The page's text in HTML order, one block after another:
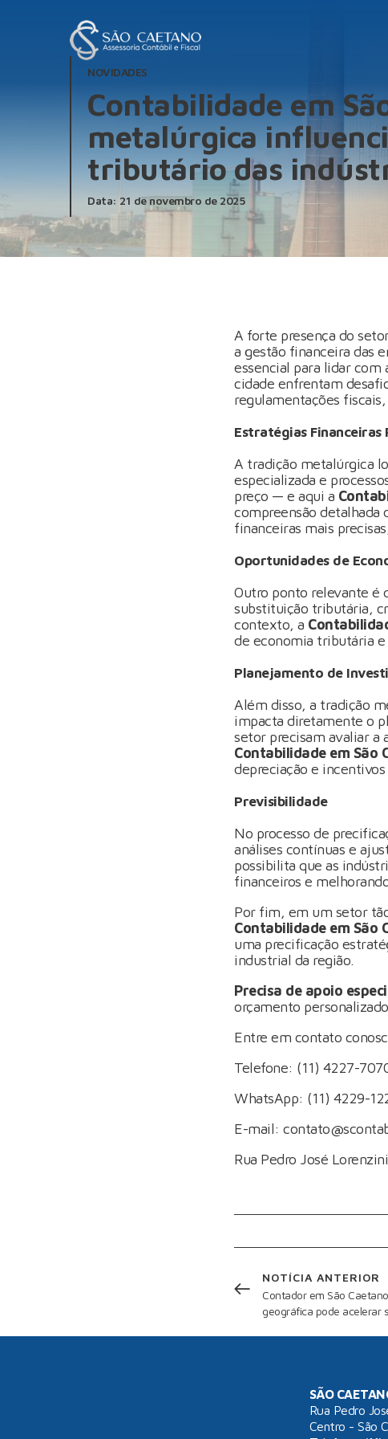
NOVIDADES
Contabilidade em
metalúrgica
tributário das
Data: 21 de novembro de 2025
A forte presença do
a gestão financeira das
essencial para lidar com
cidade enfrentam
regulamentações
Estratégias Financeiras
A tradição metalúrgica
especializada e
preço — e aqui a
compreensão detalhada
financeiras mais
Oportunidades de
Outro ponto relevante é
substituição tributária,
contexto, a
de economia tributária e
Planejamento de
Além disso, a tradição
impacta diretamente o
setor precisam avaliar a
Contabilidade em São
depreciação e
Previsibilidade
No processo de
análises contínuas e
possibilita que as
financeiros e
Por fim, em um setor
Contabilidade em São
uma precificação
industrial da região.
Precisa de apoio
orçamento
Entre em contato
Telefone: (11) 4227-
WhatsApp: (11) 4229-
E-mail:
Rua Pedro José
NOTÍCIA ANTERIOR
Contador em São
geográfica pode acelerar
SÃO
Rua Pedro
Centro - São